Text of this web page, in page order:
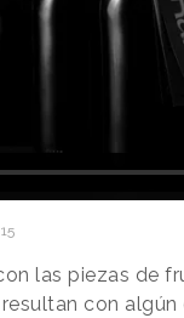
las piezas de
con